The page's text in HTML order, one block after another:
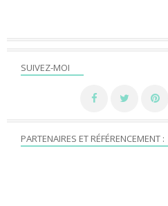
SUIVEZ-MOI
PARTENAIRES ET RÉFÉRENCEMENT :